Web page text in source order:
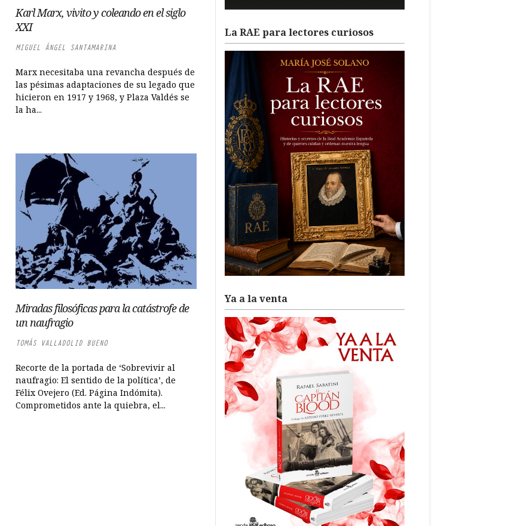
Karl Marx, vivito y coleando en el siglo
XXI
MIGUEL ÁNGEL SANTAMARINA
Marx necesitaba una revancha después de
las pésimas adaptaciones de su legado que
hicieron en 1917 y 1968, y Plaza Valdés se
la ha...
Miradas filosóficas para la catástrofe de
un naufragio
TOMÁS VALLADOLID BUENO
Recorte de la portada de ‘Sobrevivir al
naufragio: El sentido de la política’, de
Félix Ovejero (Ed. Página Indómita).
Comprometidos ante la quiebra, el...
La RAE para lectores curiosos
Ya a la venta